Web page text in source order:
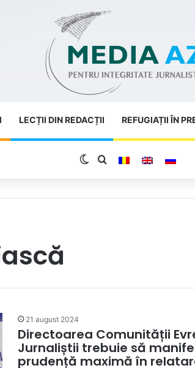
LECȚII DIN REDACȚII REFUGIAȚII ÎN
Switch skin
Search for
21 august 2024
Directoarea Comunității
Jurnaliștii trebuie să
prudență maximă în